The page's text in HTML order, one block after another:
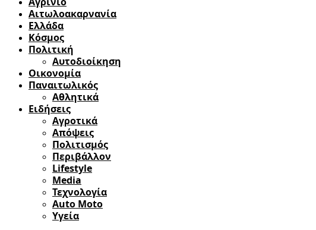
Αιτωλοακαρνανία
Ελλάδα
Κόσμος
Πολιτική
Αυτοδιοίκηση
Οικονομία
Παναιτωλικός
Αθλητικά
Ειδήσεις
Αγροτικά
Απόψεις
Πολιτισμός
Περιβάλλον
Lifestyle
Media
Τεχνολογία
Auto Moto
Υγεία